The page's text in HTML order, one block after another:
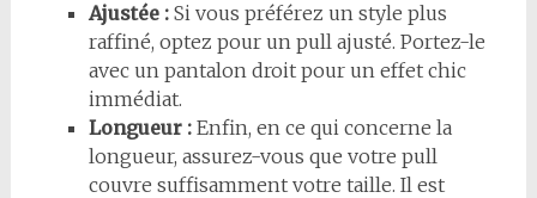
Ajustée :Si vous préférez un style plus
raffiné, optez pour un pull ajusté. Portez-le
avec un pantalon droit pour un effet chic
immédiat.
Longueur :Enfin, en ce qui concerne la
longueur, assurez-vous que votre pull
couvre suffisamment votre taille. Il est